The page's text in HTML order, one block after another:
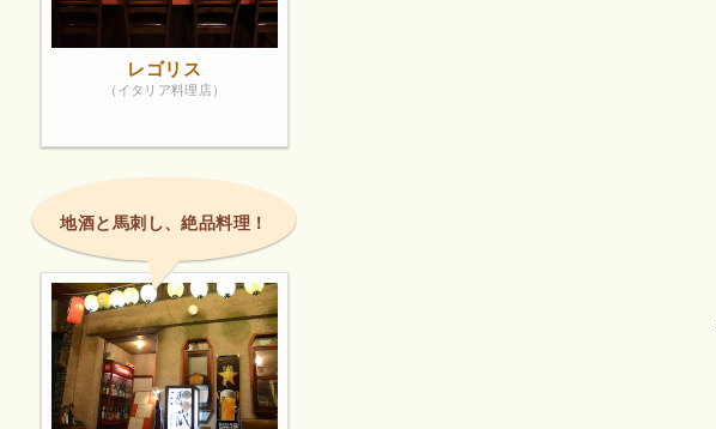
レゴリス
（イタリア料理店）
地酒と馬刺し、絶品料理！